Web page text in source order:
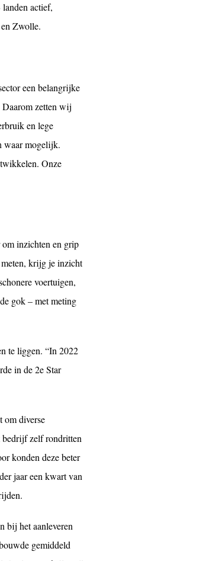
landenactief,
enZwolle.
een belangrijke
zetten wij
en lege
waar mogelijk.
Onze
inzichten en grip
krijg je inzicht
voertuigen,
gok – met meting
te liggen. “In 2022
in de 2e Star
om diverse
bedrijf zelf rondritten
konden deze beter
jaar een kwart van
bij het aanleveren
gemiddeld